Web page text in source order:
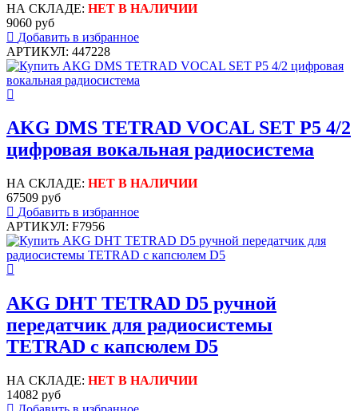
НА СКЛАДЕ: НЕТ В НАЛИЧИИ
9060 руб
Добавить в избранное
АРТИКУЛ: 447228
AKG DMS TETRAD VOCAL SET P5 4/2
цифровая вокальная радиосистема
НА СКЛАДЕ: НЕТ В НАЛИЧИИ
67509 руб
Добавить в избранное
АРТИКУЛ: F7956
AKG DHT TETRAD D5 ручной
передатчик для радиосистемы
TETRAD с капсюлем D5
НА СКЛАДЕ: НЕТ В НАЛИЧИИ
14082 руб